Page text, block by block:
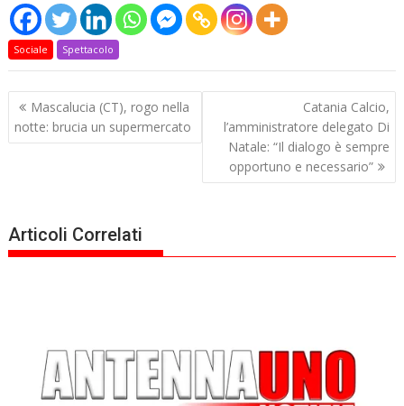
Sociale Spettacolo
Navigazione
articoli
Mascalucia (CT), rogo nella
notte: brucia un supermercato
Catania Calcio,
l’amministratore delegato Di
Natale: “Il dialogo è sempre
opportuno e necessario”
Articoli Correlati